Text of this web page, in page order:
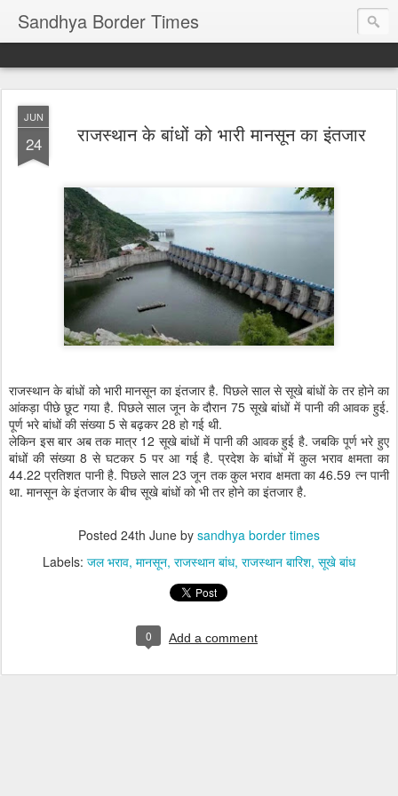
Sandhya Border Times
JUN
24 राजस्थान के बांधों को भारी मानसून का इंतजार
राजस्थान के बांधों को भारी मानसून का इंतजार है. पिछले साल से सूखे बांधों के तर होने का
आंकड़ा पीछे छूट गया है. पिछले साल जून के दौरान 75 सूखे बांधों में पानी की आवक हुई.
पूर्ण भरे बांधों की संख्या 5 से बढ़कर 28 हो गई थी.
लेकिन इस बार अब तक मात्र 12 सूखे बांधों में पानी की आवक हुई है. जबकि पूर्ण भरे हुए
बांधों की संख्या 8 से घटकर 5 पर आ गई है. प्रदेश के बांधों में कुल भराव क्षमता का
44.22 प्रतिशत पानी है. पिछले साल 23 जून तक कुल भराव क्षमता का 46.59 त्न पानी
था. मानसून के इंतजार के बीच सूखे बांधों को भी तर होने का इंतजार है.
Posted 24th June by sandhya border times
Labels: जल भराव मानसून राजस्थान बांध राजस्थान बारिश सूखे बांध
0 Add a comment